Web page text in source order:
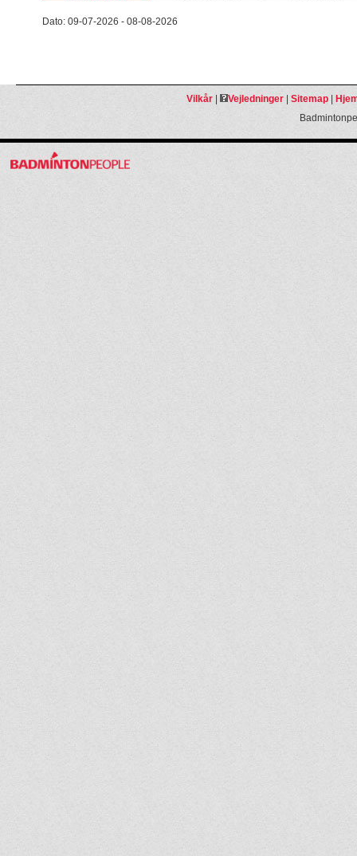
Dato: 09-07-2026 - 08-08-2026
Vilkår| Vejledninger| Sitemap|